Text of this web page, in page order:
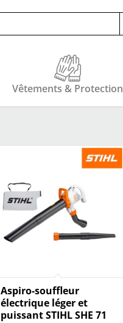
Vêtements & Protection
Aspiro-souffleur
électrique léger et
puissant STIHL SHE 71